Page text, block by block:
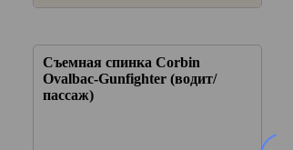
Съемная спинка Corbin
Ovalbac-Gunfighter (водит/
пассаж)